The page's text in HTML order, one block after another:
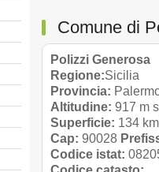
Comune di
Polizzi Generosa
Regione:Sicilia
Provincia:
Altitudine: 917 m
Superficie: 134
Cap: 90028
Codice istat: